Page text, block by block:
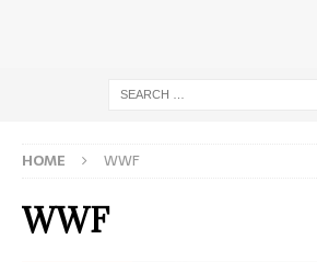
HOME WWF
WWF